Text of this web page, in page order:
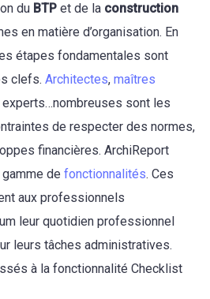
du BTP et de la construction
en matière d’organisation. En
étapes fondamentales sont
clefs. Architectes, maîtres
experts…nombreuses sont les
de respecter des normes,
financières. ArchiReport
de fonctionnalités. Ces
aux professionnels
leur quotidien professionnel
leurs tâches administratives.
à la fonctionnalité Checklist